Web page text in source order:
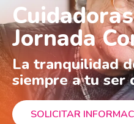
Cuidadoras
Jornada
La tranquilidad
siempre a tu ser
SOLICITAR